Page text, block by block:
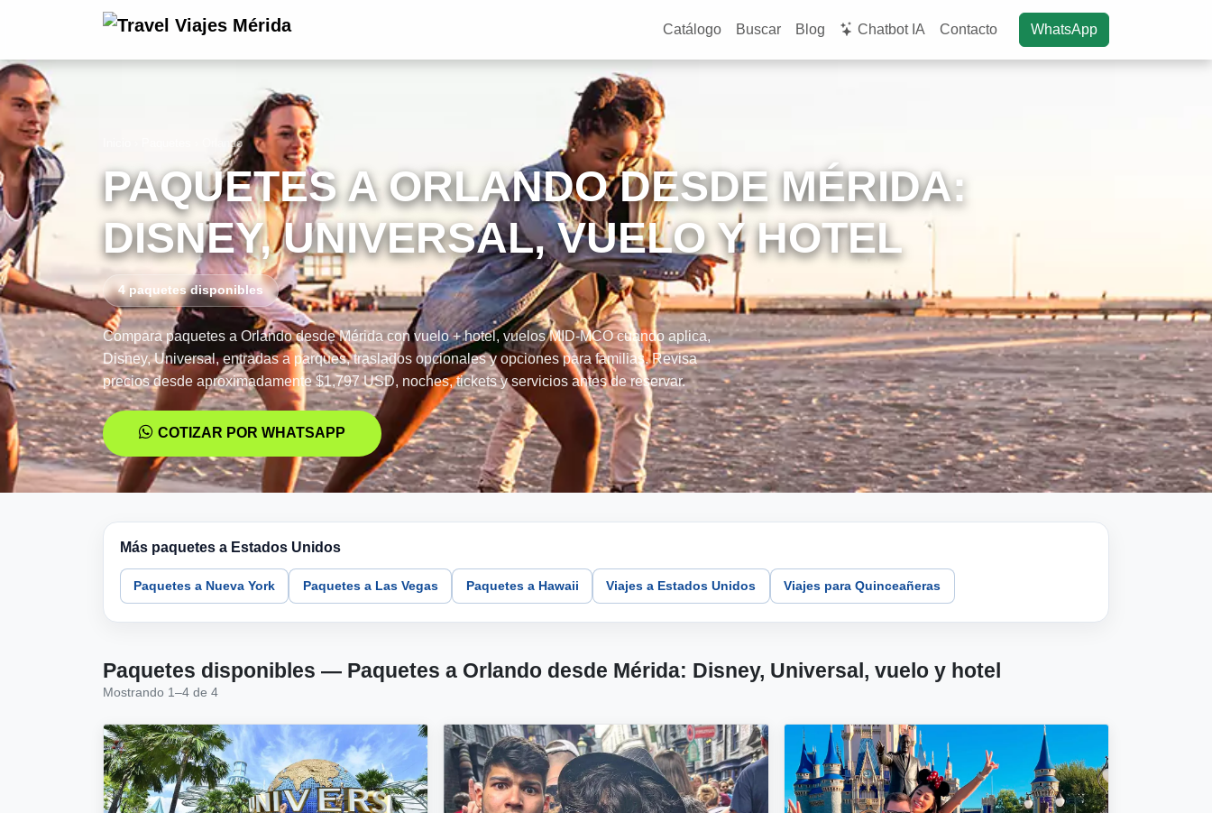
Catálogo Buscar Blog Chatbot IA Contacto WhatsApp
Orlando
PAQUETES A ORLANDO DESDE MÉRIDA:
DISNEY, UNIVERSAL, VUELO Y HOTEL
4 paquetes disponibles
Compara paquetes a Orlando desde Mérida con vuelo + hotel, vuelos MID-MCO cuando aplica,
Disney, Universal, entradas a parques, traslados opcionales y opciones para familias. Revisa
precios desde aproximadamente $1,797 USD, noches, tickets y servicios antes de reservar.
COTIZAR POR WHATSAPP
Más paquetes a Estados Unidos
Paquetes a Nueva York Paquetes a Las Vegas Paquetes a Hawaii Viajes a Estados Unidos Viajes para Quinceañeras
Paquetes disponibles — Paquetes a Orlando desde Mérida: Disney, Universal, vuelo y hotel
Mostrando 1–4 de 4